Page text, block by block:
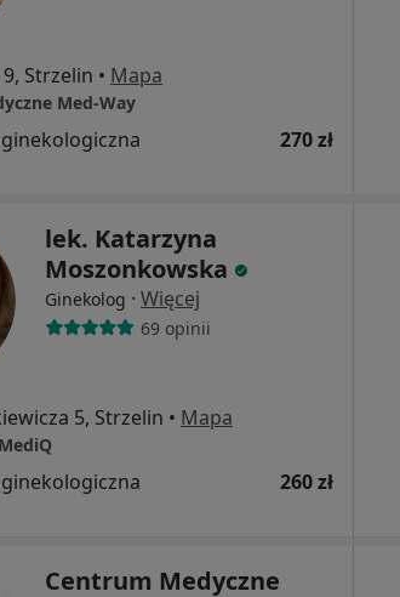
Strzelin • Mapa
Med-Way
270 zł
lek. Katarzyna
Moszonkowska
Ginekolog · Więcej
69 opinii
5, Strzelin • Mapa
260 zł
Centrum Medyczne